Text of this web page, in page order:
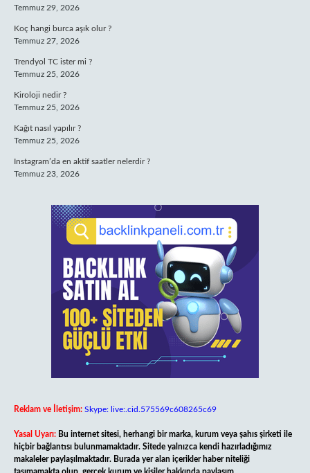
Temmuz 29, 2026
Koç hangi burca aşık olur ?
Temmuz 27, 2026
Trendyol TC ister mi ?
Temmuz 25, 2026
Kiroloji nedir ?
Temmuz 25, 2026
Kağıt nasıl yapılır ?
Temmuz 25, 2026
Instagram’da en aktif saatler nelerdir ?
Temmuz 23, 2026
Reklam ve İletişim: Skype: live:.cid.575569c608265c69
Yasal Uyarı: Bu internet sitesi, herhangi bir marka, kurum veya şahıs şirketi ile
hiçbir bağlantısı bulunmamaktadır. Sitede yalnızca kendi hazırladığımız
makaleler paylaşılmaktadır. Burada yer alan içerikler haber niteliği